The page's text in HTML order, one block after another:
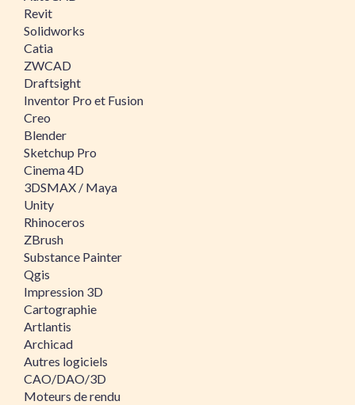
Revit
Solidworks
Catia
ZWCAD
Draftsight
Inventor Pro et Fusion
Creo
Blender
Sketchup Pro
Cinema 4D
3DSMAX / Maya
Unity
Rhinoceros
ZBrush
Substance Painter
Qgis
Impression 3D
Cartographie
Artlantis
Archicad
Autres logiciels
CAO/DAO/3D
Moteurs de rendu